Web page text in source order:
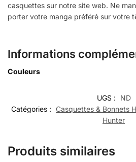
casquettes sur notre site web. Ne
porter votre manga préféré sur votre
Informations
Couleurs
UGS :
ND
Catégories :
Casquettes & Bonnets
Hunter
Produits similaires